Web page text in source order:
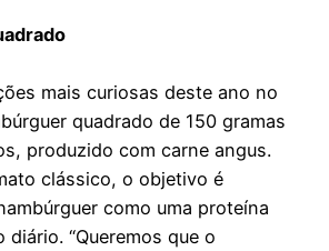
mais curiosas deste ano no
quadrado de 150 gramas
produzido com carne angus.
clássico, o objetivo é
como uma proteína
diário. “Queremos que o